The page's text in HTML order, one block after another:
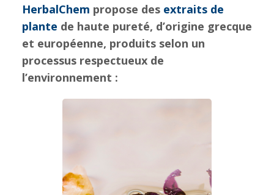
HerbalChem propose des extraits de
plante de haute pureté, d’origine grecque
et européenne, produits selon un
processus respectueux de
l’environnement :